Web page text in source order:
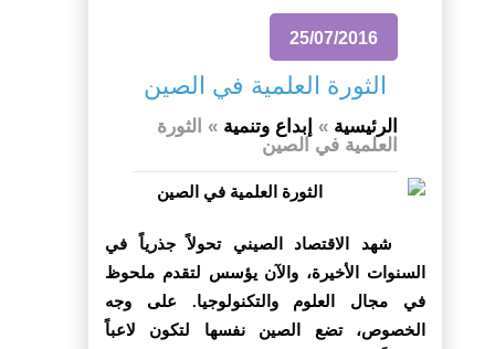
25/07/2016
الثورة العلمية في الصين
الرئيسية » إبداع وتنمية » الثورة
العلمية في الصين
شهد الاقتصاد الصيني تحولاً جذرياً في
السنوات الأخيرة، والآن يؤسس لتقدم ملحوظ
في مجال العلوم والتكنولوجيا. على وجه
الخصوص، تضع الصين نفسها لتكون لاعباً